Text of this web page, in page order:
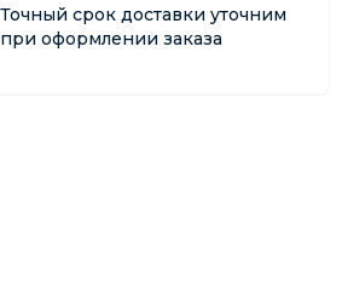
Точный срок доставки уточним
при оформлении заказа